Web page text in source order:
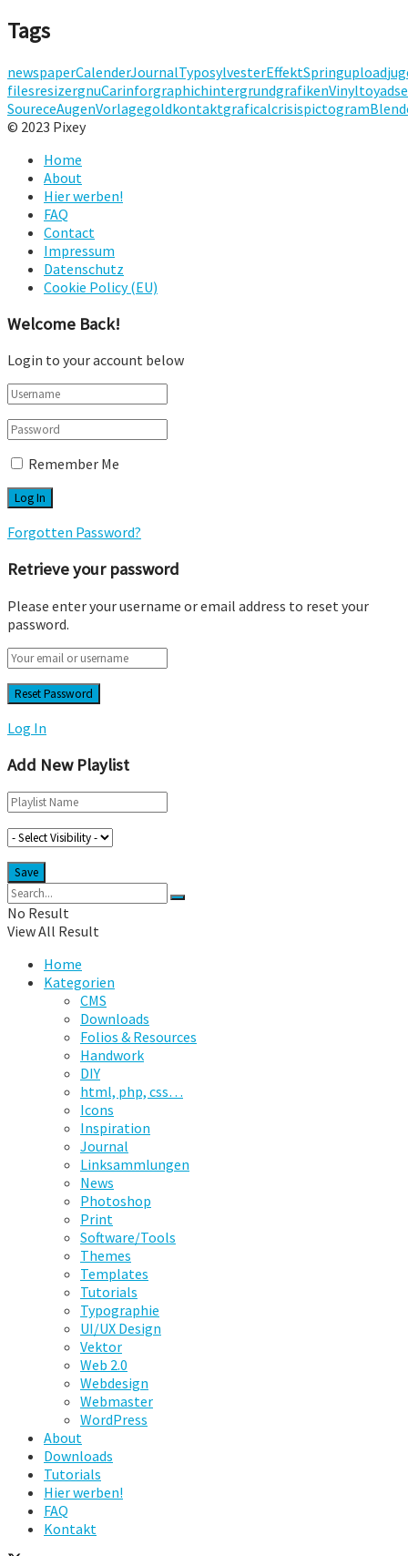
Tags
newspaperCalenderJournalTyposylvesterEffektSpringupload
filesresizergnuCarinforgraphichintergrundgrafikenVinyltoy
SoureceAugenVorlagegoldkontaktgraficalcrisispictogram
© 2023 Pixey
Home
About
Hier werben!
FAQ
Contact
Impressum
Datenschutz
Cookie Policy (EU)
Welcome Back!
Login to your account below
Remember Me
Forgotten Password?
Retrieve your password
Please enter your username or email address to reset your
password.
Log In
Add New Playlist
No Result
View All Result
Home
Kategorien
CMS
Downloads
Folios & Resources
Handwork
DIY
html, php, css…
Icons
Inspiration
Journal
Linksammlungen
News
Photoshop
Print
Software/Tools
Themes
Templates
Tutorials
Typographie
UI/UX Design
Vektor
Web 2.0
Webdesign
Webmaster
WordPress
About
Downloads
Tutorials
Hier werben!
FAQ
Kontakt